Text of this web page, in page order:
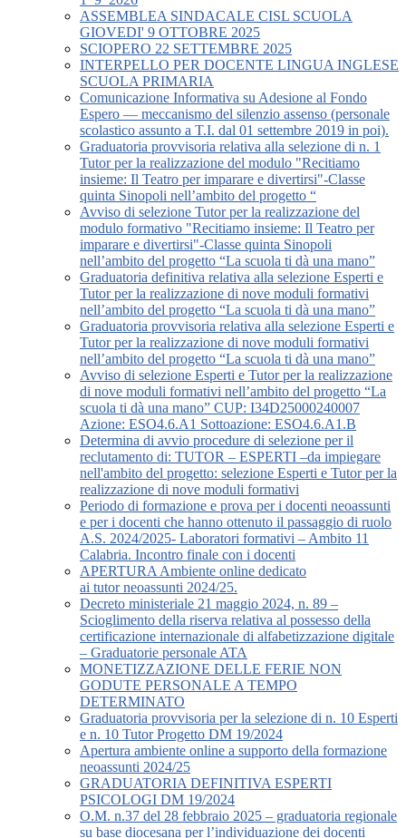
ASSEMBLEA SINDACALE CISL SCUOLA
GIOVEDI' 9 OTTOBRE 2025
SCIOPERO 22 SETTEMBRE 2025
INTERPELLO PER DOCENTE LINGUA INGLESE
SCUOLA PRIMARIA
Comunicazione Informativa su Adesione al Fondo
Espero — meccanismo del silenzio assenso (personale
scolastico assunto a T.I. dal 01 settembre 2019 in poi).
Graduatoria provvisoria relativa alla selezione di n. 1
Tutor per la realizzazione del modulo "Recitiamo
insieme: Il Teatro per imparare e divertirsi"-Classe
quinta Sinopoli nell’ambito del progetto “
Avviso di selezione Tutor per la realizzazione del
modulo formativo "Recitiamo insieme: Il Teatro per
imparare e divertirsi"-Classe quinta Sinopoli
nell’ambito del progetto “La scuola ti dà una mano”
Graduatoria definitiva relativa alla selezione Esperti e
Tutor per la realizzazione di nove moduli formativi
nell’ambito del progetto “La scuola ti dà una mano”
Graduatoria provvisoria relativa alla selezione Esperti e
Tutor per la realizzazione di nove moduli formativi
nell’ambito del progetto “La scuola ti dà una mano”
Avviso di selezione Esperti e Tutor per la realizzazione
di nove moduli formativi nell’ambito del progetto “La
scuola ti dà una mano” CUP: I34D25000240007
Azione: ESO4.6.A1 Sottoazione: ESO4.6.A1.B
Determina di avvio procedure di selezione per il
reclutamento di: TUTOR – ESPERTI –da impiegare
nell'ambito del progetto: selezione Esperti e Tutor per la
realizzazione di nove moduli formativi
Periodo di formazione e prova per i docenti neoassunti
e per i docenti che hanno ottenuto il passaggio di ruolo
A.S. 2024/2025- Laboratori formativi – Ambito 11
Calabria. Incontro finale con i docenti
APERTURA Ambiente online dedicato
ai tutor neoassunti 2024/25.
Decreto ministeriale 21 maggio 2024, n. 89 –
Scioglimento della riserva relativa al possesso della
certificazione internazionale di alfabetizzazione digitale
– Graduatorie personale ATA
MONETIZZAZIONE DELLE FERIE NON
GODUTE PERSONALE A TEMPO
DETERMINATO
Graduatoria provvisoria per la selezione di n. 10 Esperti
e n. 10 Tutor Progetto DM 19/2024
Apertura ambiente online a supporto della formazione
neoassunti 2024/25
GRADUATORIA DEFINITIVA ESPERTI
PSICOLOGI DM 19/2024
O.M. n.37 del 28 febbraio 2025 – graduatoria regionale
su base diocesana per l’individuazione dei docenti